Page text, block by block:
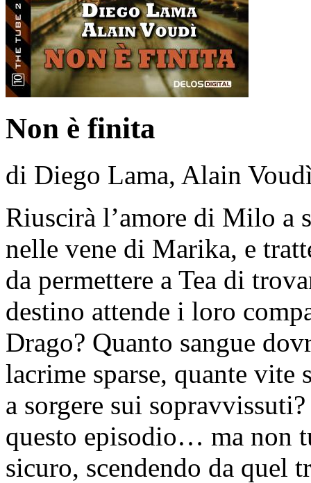
Non è finita
di Diego Lama, Alain
Riuscirà l’amore di Milo a
nelle vene di Marika, e
da permettere a Tea di
destino attende i loro
Drago? Quanto sangue
lacrime sparse, quante
a sorgere sui
questo episodio… ma non
sicuro, scendendo da quel